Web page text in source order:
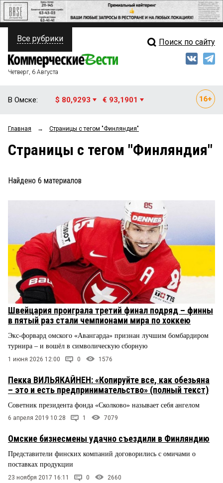
ПОЛИТИКА
ФИНАНСЫ
ОБЩЕСТВО
ЗАКОН
НОВОСТИ КОМПАНИЙ
ПРОИСШЕСТВИЯ
СТИЛЬ ЖИЗНИ
Свежий выпуск
Мнения
Рейтинги
Все рубрики Поиск по сайту
Четверг, 6 Августа
В Омске: $ 80,9293 € 93,1901
Главная → Страницы c тегом "Финляндия"
Страницы c тегом "Финляндия"
Найдено 6 материалов
Швейцария проиграла третий финал подряд – финны
в пятый раз стали чемпионами мира по хоккею
Экс-форвард омского «Авангарда» признан лучшим бомбардиром
турнира – и вошёл в символическую сборную
1 июня 2026 12:00 0 1576
Пекка ВИЛЬЯКАЙНЕН: «Копируйте все, как обезьяна
– это и есть предпринимательство» (полный текст)
Советник президента фонда «Сколково» называет себя ангелом
6 апреля 2019 10:28 1 7079
Омские бизнесмены удачно съездили в Финляндию
Представители финских компаний договорились с омичами о
поставках продукции
23 ноября 2017 16:11 0 2660